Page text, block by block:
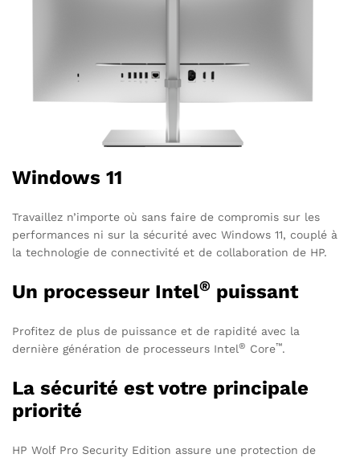
Windows 11
Travaillez n’importe où sans faire de compromis sur les
performances ni sur la sécurité avec Windows 11, couplé à
la technologie de connectivité et de collaboration de HP.
Un processeur Intel® puissant
Profitez de plus de puissance et de rapidité avec la
dernière génération de processeurs Intel® Core™.
La sécurité est votre principale
priorité
HP Wolf Pro Security Edition assure une protection de